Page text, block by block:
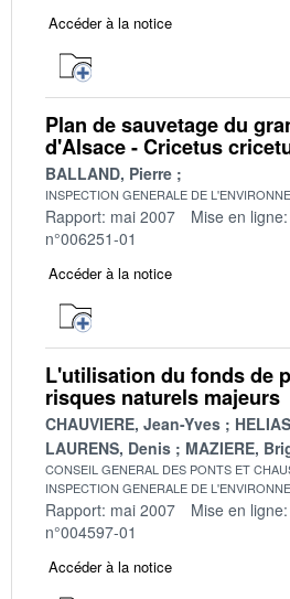
Accéder à la notice
Plan de sauvetage du
d'Alsace - Cricetus
BALLAND, Pierre
INSPECTION GENERALE DE
Rapport: mai 2007 Mise en
n°006251-01
Accéder à la notice
L'utilisation du fonds de
risques naturels majeurs
CHAUVIERE, Jean-Yves
LAURENS, Denis
MAZIERE,
CONSEIL GENERAL DES PONTS ET
INSPECTION GENERALE DE
Rapport: mai 2007 Mise en
n°004597-01
Accéder à la notice